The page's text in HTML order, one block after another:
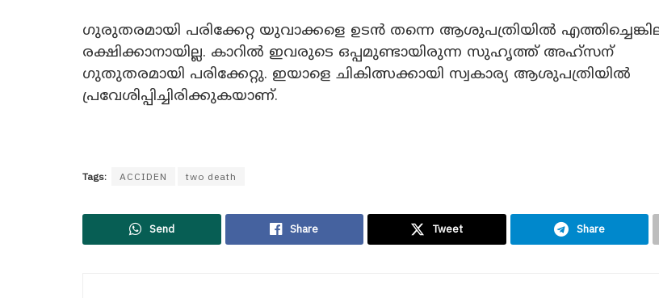
ഗുരുതരമായി പരിക്കേറ്റ യുവാക്കളെ ഉടൻ തന്നെ ആശുപത്രിയിൽ
രക്ഷിക്കാനായില്ല. കാറിൽ ഇവരുടെ ഒപ്പമുണ്ടായിരുന്ന സുഹൃത്ത് അഹ്സന് ​​
ഗുതുതരമായി പരിക്കേറ്റു. ഇയാളെ ചികിത്സക്കായി സ്വകാര്യ ആശുപത്രിയിൽ
പ്രവേശിപ്പിച്ചിരിക്കുകയാണ്.
Tags: ACCIDEN two death
Send Share Tweet Share